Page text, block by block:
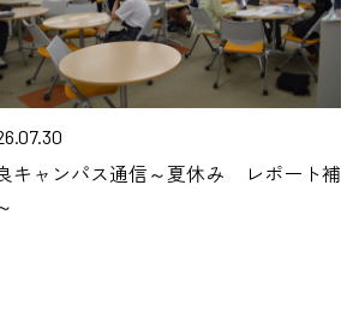
キャンパス通信～夏休み レポート補